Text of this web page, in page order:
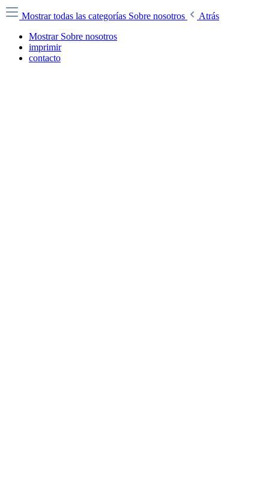
Mostrar todas las categorías Sobre nosotros
Atrás
Mostrar Sobre nosotros
imprimir
contacto